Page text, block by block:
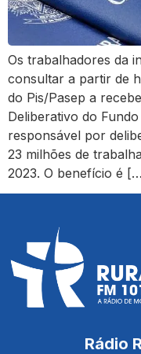
Os trabalhadores da
consultar a partir de
do Pis/Pasep a
Deliberativo do
responsável por
23 milhões de
2023. O benefício é
Rádio